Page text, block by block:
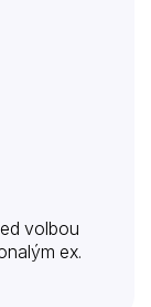
volbou
ex.